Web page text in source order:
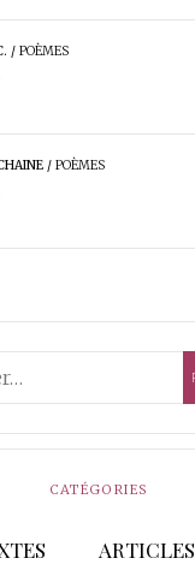
POÈMES
POÈMES
CATÉGORIES
ARTICLES